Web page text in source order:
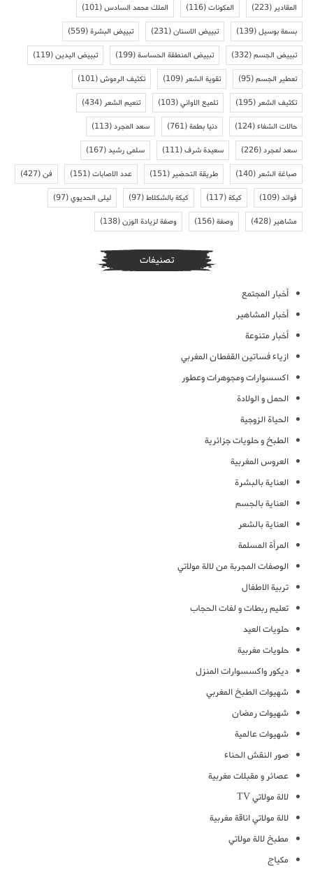
المقادير(223) المكونات(116) الملك محمد السادس(101)
بسمة بوسيل(139) تبييض الاسنان(231) تبييض البشرة(559)
تبييض الجسم(332) تبييض المنطقة الحساسة(199) تبييض اليدين(119)
تعطير الجسم(95) تقوية الشعر(109) تكثيف الرموش(101)
تكثيف الشعر(195) تلميع الاواني(103) تنعيم الشعر(434)
حالات الشفاء(124) دنيا بطمة(761) سعد المجرد(113)
سعد لمجرد(226) سعيدة شرف(111) سلمى رشيد(167)
صباغة الشعر(140) طريقة التحضير(151) عدد الاصابات(151) فن(427)
فوائد(109) كيكة(117) كيكة بالشكلاط(97) ليلى الحديوي(97)
مشاهير(428) وصفة(156) وصفة لزيادة الوزن(138)
تصنيفات
أخبار المجتمع
أخبار المشاهير
أخبار متنوعة
ازياء فساتين القفطان المغربي
اكسسوارات ومجوهرات وعطور
الحمل و الولادة
الحياة الزوجية
الطبخ و حلويات جزائرية
العروس المغربية
العناية بالبشرة
العناية بالجسم
العناية بالشعر
المرأة المسلمة
الوصفات المجربة من لالة مولاتي
تربية الاطفال
تعليم ربطات و لفات الحجاب
حلويات العيد
حلويات مغربية
ديكور واكسسوارات المنزل
شهيوات الطبخ المغربي
شهيوات رمضان
شهيوات عالمية
صور النقش الحناء
عصائر و مقبلات مغربية
لالة مولاتي TV
لالة مولاتي اناقة مغربية
مطبخ لالة مولاتي
مكياج